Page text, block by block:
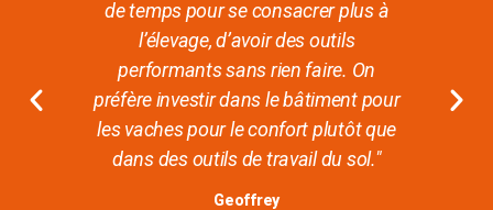
de temps pour se consacrer plus à
l’élevage, d’avoir des outils
performants sans rien faire. On
préfère investir dans le bâtiment pour
les vaches pour le confort plutôt que
dans des outils de travail du sol."
Geoffrey